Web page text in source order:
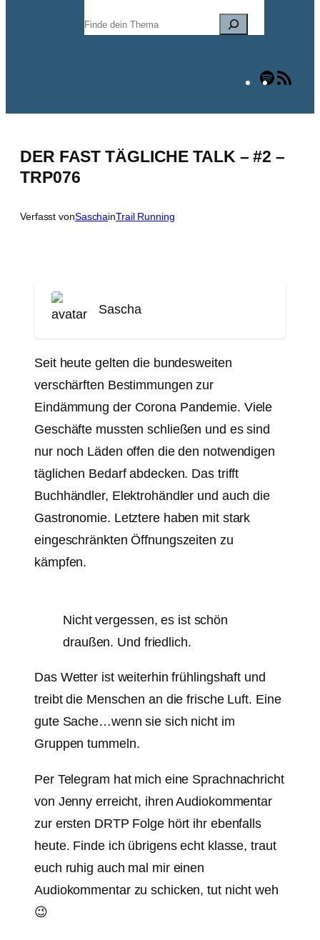
Suchen
Spotify
DER FAST TÄGLICHE TALK – #2 –
TRP076
Verfasst vonSaschainTrail Running
Sascha
Seit heute gelten die bundesweiten
verschärften Bestimmungen zur
Eindämmung der Corona Pandemie. Viele
Geschäfte mussten schließen und es sind
nur noch Läden offen die den notwendigen
täglichen Bedarf abdecken. Das trifft
Buchhändler, Elektrohändler und auch die
Gastronomie. Letztere haben mit stark
eingeschränkten Öffnungszeiten zu
kämpfen.
Nicht vergessen, es ist schön
draußen. Und friedlich.
Das Wetter ist weiterhin frühlingshaft und
treibt die Menschen an die frische Luft. Eine
gute Sache…wenn sie sich nicht im
Gruppen tummeln.
Per Telegram hat mich eine Sprachnachricht
von Jenny erreicht, ihren Audiokommentar
zur ersten DRTP Folge hört ihr ebenfalls
heute. Finde ich übrigens echt klasse, traut
euch ruhig auch mal mir einen
Audiokommentar zu schicken, tut nicht weh
😉